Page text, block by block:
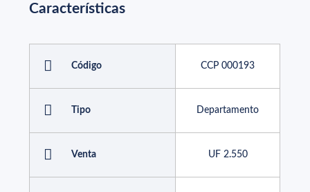
Características
Código CCP 000193
Tipo Departamento
Venta UF 2.550